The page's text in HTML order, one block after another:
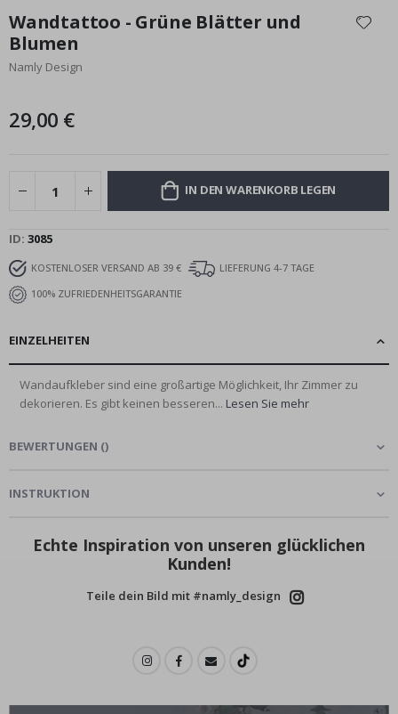
der
Bildgalerie
springen
Wandtattoo - Grüne Blätter und
Blumen
Namly Design
29,00 €
IN DEN WARENKORB LEGEN
ID 3085
KOSTENLOSER VERSAND AB 39 €
LIEFERUNG 4-7 TAGE
100% ZUFRIEDENHEITSGARANTIE
EINZELHEITEN
Wandaufkleber sind eine großartige Möglichkeit, Ihr Zimmer zu
dekorieren. Es gibt keinen besseren... Lesen Sie mehr
BEWERTUNGEN ()
INSTRUKTION
Echte Inspiration von unseren glücklichen
Kunden!
Teile dein Bild mit #namly_design